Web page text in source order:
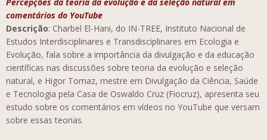
comentários do YouTube
Descrição: Charbel El-Hani, do IN-TREE, Instituto Nacional de
Estudos Interdisciplinares e Transdisciplinares em Ecologia e
Evolução, fala sobre a importância da divulgação e da educação
científicas nas discussões sobre teoria da evolução e seleção
natural, e Higor Tomaz, mestre em Divulgação da Ciência, Saúde
e Tecnologia pela Casa de Oswaldo Cruz (Fiocruz), apresenta seu
estudo sobre os comentários em vídeos no YouTube que versam
sobre essas teorias.